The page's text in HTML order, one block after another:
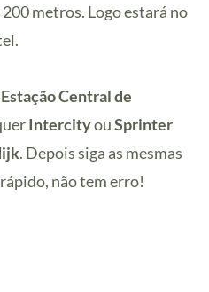
metros. Logo estará no
Estação Central de
IntercityouSprinter
. Depois siga as mesmas
não tem erro!